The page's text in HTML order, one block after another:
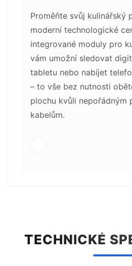
Proměňte svůj kulinářský
moderní technologické
integrované moduly pro
vám umožní sledovat
tabletu nebo nabíjet
– to vše bez nutnosti
plochu kvůli nepořádným
kabelům.
TECHNICKÉ